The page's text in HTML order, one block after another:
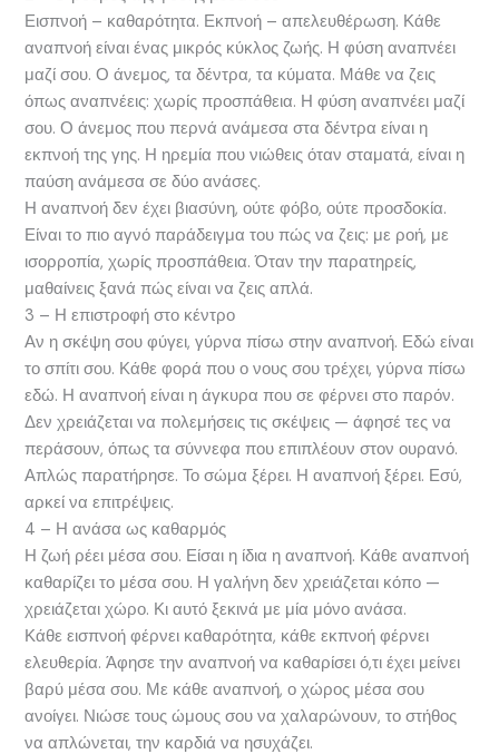
Εισπνοή – καθαρότητα. Εκπνοή – απελευθέρωση. Κάθε
αναπνοή είναι ένας μικρός κύκλος ζωής. Η φύση αναπνέει
μαζί σου. Ο άνεμος, τα δέντρα, τα κύματα. Μάθε να ζεις
όπως αναπνέεις: χωρίς προσπάθεια. Η φύση αναπνέει μαζί
σου. Ο άνεμος που περνά ανάμεσα στα δέντρα είναι η
εκπνοή της γης. Η ηρεμία που νιώθεις όταν σταματά, είναι η
παύση ανάμεσα σε δύο ανάσες.
Η αναπνοή δεν έχει βιασύνη, ούτε φόβο, ούτε προσδοκία.
Είναι το πιο αγνό παράδειγμα του πώς να ζεις: με ροή, με
ισορροπία, χωρίς προσπάθεια. Όταν την παρατηρείς,
μαθαίνεις ξανά πώς είναι να ζεις απλά.
3 – Η επιστροφή στο κέντρο
Αν η σκέψη σου φύγει, γύρνα πίσω στην αναπνοή. Εδώ είναι
το σπίτι σου. Κάθε φορά που ο νους σου τρέχει, γύρνα πίσω
εδώ. Η αναπνοή είναι η άγκυρα που σε φέρνει στο παρόν.
Δεν χρειάζεται να πολεμήσεις τις σκέψεις — άφησέ τες να
περάσουν, όπως τα σύννεφα που επιπλέουν στον ουρανό.
Απλώς παρατήρησε. Το σώμα ξέρει. Η αναπνοή ξέρει. Εσύ,
αρκεί να επιτρέψεις.
4 – Η ανάσα ως καθαρμός
Η ζωή ρέει μέσα σου. Είσαι η ίδια η αναπνοή. Κάθε αναπνοή
καθαρίζει το μέσα σου. Η γαλήνη δεν χρειάζεται κόπο —
χρειάζεται χώρο. Κι αυτό ξεκινά με μία μόνο ανάσα.
Κάθε εισπνοή φέρνει καθαρότητα, κάθε εκπνοή φέρνει
ελευθερία. Άφησε την αναπνοή να καθαρίσει ό,τι έχει μείνει
βαρύ μέσα σου. Με κάθε αναπνοή, ο χώρος μέσα σου
ανοίγει. Νιώσε τους ώμους σου να χαλαρώνουν, το στήθος
να απλώνεται, την καρδιά να ησυχάζει.